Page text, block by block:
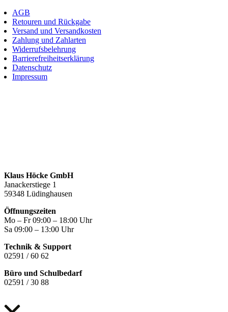
AGB
Retouren und Rückgabe
Versand und Versandkosten
Zahlung und Zahlarten
Widerrufsbelehrung
Barrierefreiheitserklärung
Datenschutz
Impressum
Klaus Höcke GmbH
Janackerstiege 1
59348 Lüdinghausen
Öffnungszeiten
Mo – Fr 09:00 – 18:00 Uhr
Sa 09:00 – 13:00 Uhr
Technik & Support
02591 / 60 62
Büro und Schulbedarf
02591 / 30 88